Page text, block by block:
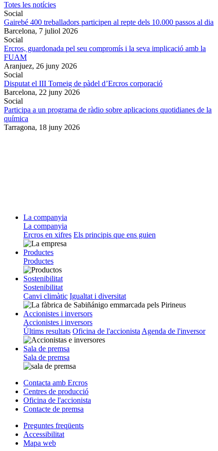
Totes les notícies
Social
Gairebé 400 treballadors participen al repte dels 10.000 passos al dia
Barcelona, 7 juliol 2026
Social
Ercros, guardonada pel seu compromís i la seva implicació amb la
FUAM
Aranjuez, 26 juny 2026
Social
Disputat el III Torneig de pàdel d’Ercros corporació
Barcelona, 22 juny 2026
Social
Participa a un programa de ràdio sobre aplicacions quotidianes de la
química
Tarragona, 18 juny 2026
La companyia
La companyia
Ercros en xifres Els principis que ens guien
Productes
Productes
Sostenibilitat
Sostenibilitat
Canvi climàtic Igualtat i diversitat
Accionistes i inversors
Accionistes i inversors
Últims resultats Oficina de l'accionista Agenda de l'inversor
Sala de premsa
Sala de premsa
Contacta amb Ercros
Centres de producció
Oficina de l'accionista
Contacte de premsa
Preguntes freqüents
Accessibilitat
Mapa web